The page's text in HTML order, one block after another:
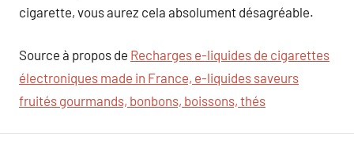
cigarette, vous aurez cela absolument désagréable.
Source à propos de Recharges e-liquides de cigarettes
électroniques made in France, e-liquides saveurs
fruités gourmands, bonbons, boissons, thés